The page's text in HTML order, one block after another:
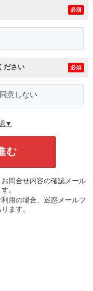
必須
ださい 必須
同意しない
▼
問合せ内容の確認メール
。
用の場合、迷惑メールフ
ます。